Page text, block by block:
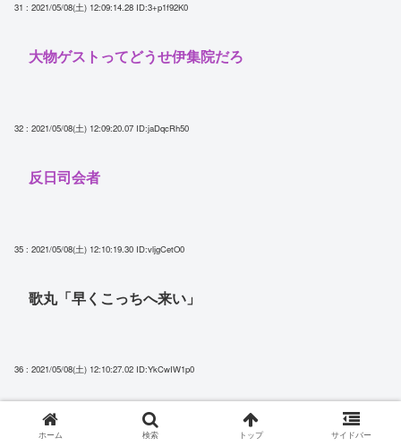
31 : 2021/05/08(土) 12:09:14.28 ID:3+p1f92K0
大物ゲストってどうせ伊集院だろ
32 : 2021/05/08(土) 12:09:20.07 ID:jaDqcRh50
反日司会者
35 : 2021/05/08(土) 12:10:19.30 ID:vljgCetO0
歌丸「早くこっちへ来い」
36 : 2021/05/08(土) 12:10:27.02 ID:YkCwIW1p0
歌丸はまだ生きてるん？
ホーム 検索 トップ サイドバー